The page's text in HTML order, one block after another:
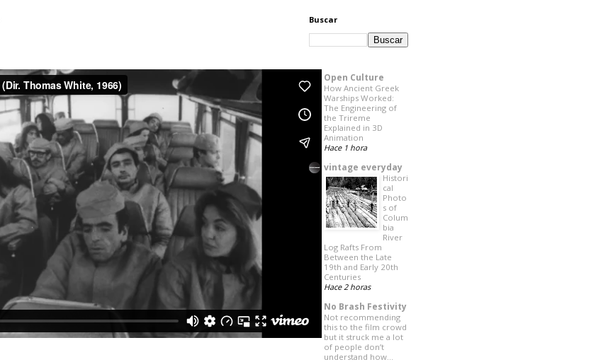
Buscar
Open Culture
How Ancient Greek
Warships Worked:
The Engineering of
the Trireme
Explained in 3D
Animation
Hace 1 hora
vintage everyday
Histori
cal
Photo
s of
Colum
bia
River
Log Rafts From
Between the Late
19th and Early 20th
Centuries
Hace 2 horas
No Brash Festivity
Not recommending
this to the film crowd
but it struck me a lot
of people don’t
understand how…